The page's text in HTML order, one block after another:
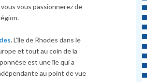
vous passionnerez de
.L’île de Rhodes dans le
et tout au coin de la
est une île qui a
au point de vue